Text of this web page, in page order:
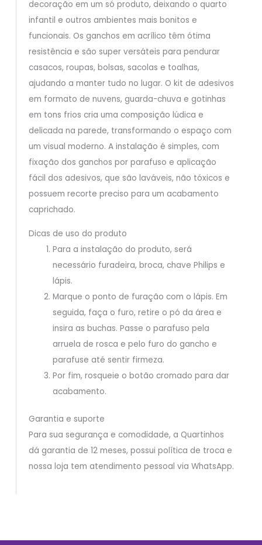
decoração em um só produto, deixando o quarto
infantil e outros ambientes mais bonitos e
funcionais. Os ganchos em acrílico têm ótima
resistência e são super versáteis para pendurar
casacos, roupas, bolsas, sacolas e toalhas,
ajudando a manter tudo no lugar. O kit de adesivos
em formato de nuvens, guarda-chuva e gotinhas
em tons frios cria uma composição lúdica e
delicada na parede, transformando o espaço com
um visual moderno. A instalação é simples, com
fixação dos ganchos por parafuso e aplicação
fácil dos adesivos, que são laváveis, não tóxicos e
possuem recorte preciso para um acabamento
caprichado.
Dicas de uso do produto
Para a instalação do produto, será
necessário furadeira, broca, chave Philips e
lápis.
Marque o ponto de furação com o lápis. Em
seguida, faça o furo, retire o pó da área e
insira as buchas. Passe o parafuso pela
arruela de rosca e pelo furo do gancho e
parafuse até sentir firmeza.
Por fim, rosqueie o botão cromado para dar
acabamento.
Garantia e suporte
Para sua segurança e comodidade, a Quartinhos
dá garantia de 12 meses, possui política de troca e
nossa loja tem atendimento pessoal via WhatsApp.